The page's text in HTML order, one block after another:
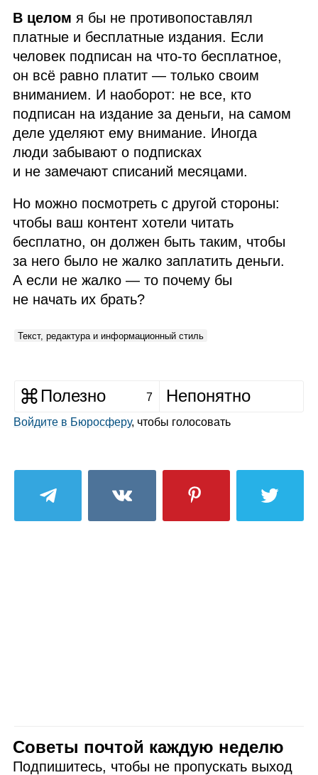
В целом я бы не противопоставлял
платные и бесплатные издания. Если
человек подписан на что‑то бесплатное,
он всё равно платит — только своим
вниманием. И наоборот: не все, кто
подписан на издание за деньги, на самом
деле уделяют ему внимание. Иногда
люди забывают о подписках
и не замечают списаний месяцами.
Но можно посмотреть с другой стороны:
чтобы ваш контент хотели читать
бесплатно, он должен быть таким, чтобы
за него было не жалко заплатить деньги.
А если не жалко — то почему бы
не начать их брать?
Текст, редактура и информационный стиль
Полезно 7 Непонятно
Войдите в Бюросферу, чтобы голосовать
Советы почтой каждую неделю
Подпишитесь, чтобы не пропускать выход